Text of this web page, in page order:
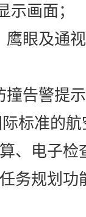
画面；
眼及通
撞告警提
标准的
、电子检
务规划功